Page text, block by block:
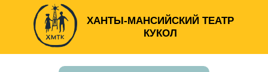
ХАНТЫ-МАНСИЙСКИЙ ТЕАТР
КУКОЛ